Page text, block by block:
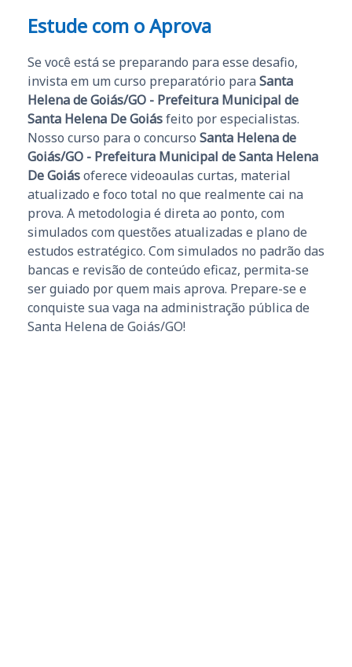
Estude com o Aprova
Se você está se preparando para esse desafio,
invista em um curso preparatório para Santa
Helena de Goiás/GO - Prefeitura Municipal de
Santa Helena De Goiásfeito por especialistas.
Nosso curso para o concurso Santa Helena de
Goiás/GO - Prefeitura Municipal de Santa Helena
De Goiásoferece videoaulas curtas, material
atualizado e foco total no que realmente cai na
prova. A metodologia é direta ao ponto, com
simulados com questões atualizadas e plano de
estudos estratégico. Com simulados no padrão das
bancas e revisão de conteúdo eficaz, permita-se
ser guiado por quem mais aprova. Prepare-se e
conquiste sua vaga na administração pública de
Santa Helena de Goiás/GO!